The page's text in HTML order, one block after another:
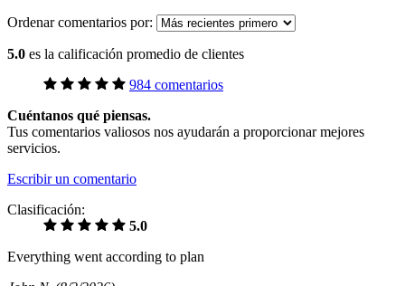
Ordenar comentarios por:
5.0 es la calificación promedio de clientes
984 comentarios
Cuéntanos qué piensas.
Tus comentarios valiosos nos ayudarán a proporcionar mejores
servicios.
Escribir un comentario
Clasificación:
5.0
Everything went according to plan